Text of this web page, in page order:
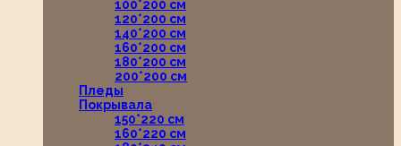
100*200 см
120*200 см
140*200 см
160*200 см
180*200 см
200*200 см
Пледы
Покрывала
150*220 см
160*220 см